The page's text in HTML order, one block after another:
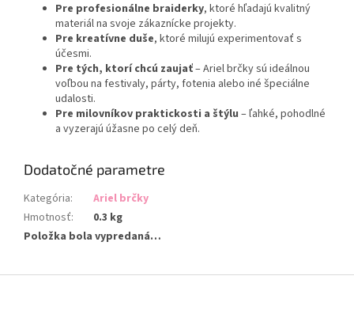
Pre profesionálne braiderky, ktoré hľadajú kvalitný
materiál na svoje zákaznícke projekty.
Pre kreatívne duše, ktoré milujú experimentovať s
účesmi.
Pre tých, ktorí chcú zaujať– Ariel brčky sú ideálnou
voľbou na festivaly, párty, fotenia alebo iné špeciálne
udalosti.
Pre milovníkov praktickosti a štýlu – ľahké, pohodlné
a vyzerajú úžasne po celý deň.
text
Dodatočné parametre
Kategória:
Ariel brčky
Hmotnosť:
0.3 kg
Položka bola vypredaná…